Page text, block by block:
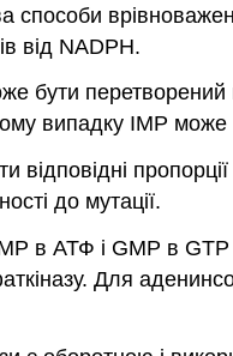
способи
від NADPH.
бути
випадку IMP може
відповідні
до мутації.
в АТФ і GMP в
Для